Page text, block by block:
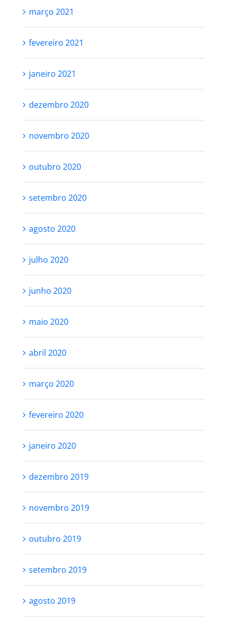
março 2021
fevereiro 2021
janeiro 2021
dezembro 2020
novembro 2020
outubro 2020
setembro 2020
agosto 2020
julho 2020
junho 2020
maio 2020
abril 2020
março 2020
fevereiro 2020
janeiro 2020
dezembro 2019
novembro 2019
outubro 2019
setembro 2019
agosto 2019